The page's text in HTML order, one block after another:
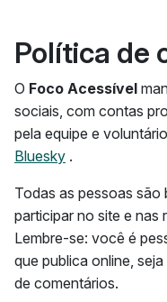
Política de
O Foco Acessível
sociais, com contas
pela equipe e
Bluesky .
Todas as pessoas
participar no site e nas
Lembre-se: você é
que publica online,
de comentários.